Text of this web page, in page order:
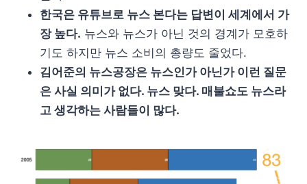
한국은 유튜브로 뉴스 본다는 답변이 세계에서 가
장 높다. 뉴스와 뉴스가 아닌 것의 경계가 모호하
기도 하지만 뉴스 소비의 총량도 줄었다.
김어준의 뉴스공장은 뉴스인가 아닌가 이런 질문
은 사실 의미가 없다. 뉴스 맞다. 매불쇼도 뉴스라
고 생각하는 사람들이 많다.